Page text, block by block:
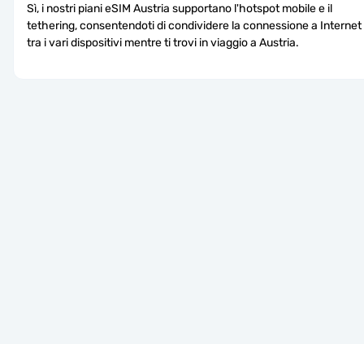
Sì, i nostri piani eSIM Austria supportano l'hotspot mobile e il
tethering, consentendoti di condividere la connessione a Internet
tra i vari dispositivi mentre ti trovi in viaggio a Austria.